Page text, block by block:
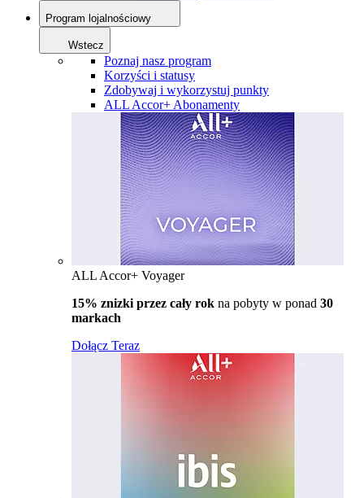
Program lojalnościowy
Wstecz
Poznaj nasz program
Korzyści i statusy
Zdobywaj i wykorzystuj punkty
ALL Accor+ Abonamenty
ALL Accor+ Voyager
15% znizki przez cały rok na pobyty w ponad 30
markach
Dołącz Teraz